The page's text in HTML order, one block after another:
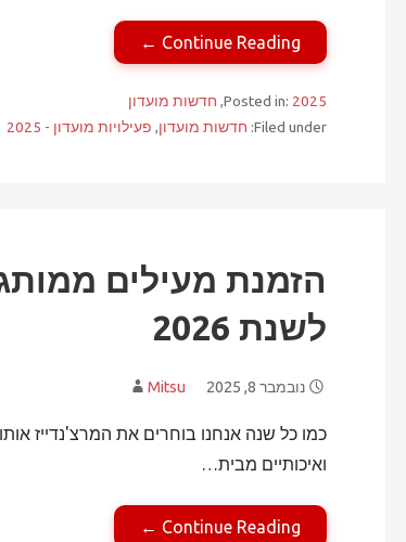
Continue Reading ←
Posted in: 2025
, חדשות מועדון
Filed under: חדשות מועדון, פעילויות מועדון - 2025
הזמנת מעילים
לשנת 2026
נובמבר 8, 2025 Mitsu
כמו כל שנה אנחנו בוחרים את המרצ'נדייז
ואיכותיים מבית…
Continue Reading ←